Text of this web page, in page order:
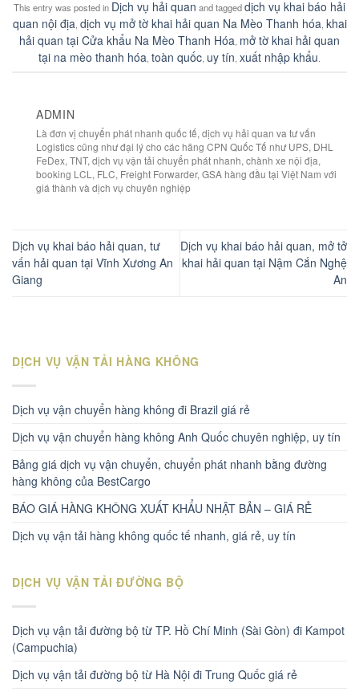
This entry was posted in Dịch vụ hải quan and taggeddịch vụ khai báo hải
quan nội địa, dịch vụ mở tờ khai hải quan Na Mèo Thanh hóa, khai
hải quan tại Cửa khẩu Na Mèo Thanh Hóa, mở tờ khai hải quan
tại na mèo thanh hóa, toàn quốc, uy tín, xuất nhập khẩu.
ADMIN
Là đơn vị chuyển phát nhanh quốc tế, dịch vụ hải quan va tư vấn
Logistics cũng như đại lý cho các hãng CPN Quốc Tế như UPS, DHL
FeDex, TNT, dịch vụ vận tải chuyển phát nhanh, chành xe nội địa,
booking LCL, FLC, Freight Forwarder, GSA hàng đầu tại Việt Nam với
giá thành và dịch vụ chuyên nghiệp
Dịch vụ khai báo hải quan, tư
vấn hải quan tại Vĩnh Xương An
Giang
Dịch vụ khai báo hải quan, mở tở
khai hải quan tại Nậm Cắn Nghệ
An
DỊCH VỤ VẬN TẢI HÀNG KHÔNG
Dịch vụ vận chuyển hàng không đi Brazil giá rẻ
Dịch vụ vận chuyển hàng không Anh Quốc chuyên nghiệp, uy tín
Bảng giá dịch vụ vận chuyển, chuyển phát nhanh bằng đường
hàng không của BestCargo
BÁO GIÁ HÀNG KHÔNG XUẤT KHẨU NHẬT BẢN – GIÁ RẺ
Dịch vụ vận tải hàng không quốc tế nhanh, giá rẻ, uy tín
DỊCH VỤ VẬN TẢI ĐƯỜNG BỘ
Dịch vụ vận tải đường bộ từ TP. Hồ Chí Minh (Sài Gòn) đi Kampot
(Campuchia)
Dịch vụ vận tải đường bộ từ Hà Nội đi Trung Quốc giá rẻ